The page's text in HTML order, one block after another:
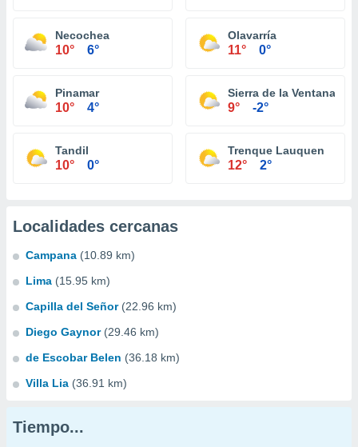
Necochea
10° 6°
Olavarría
11° 0°
Pinamar
10° 4°
Sierra de la Ventana
9° -2°
Tandil
10° 0°
Trenque Lauquen
12° 2°
Localidades cercanas
Campana (10.89 km)
Lima (15.95 km)
Capilla del Señor (22.96 km)
Diego Gaynor (29.46 km)
de Escobar Belen (36.18 km)
Villa Lia (36.91 km)
Tiempo...